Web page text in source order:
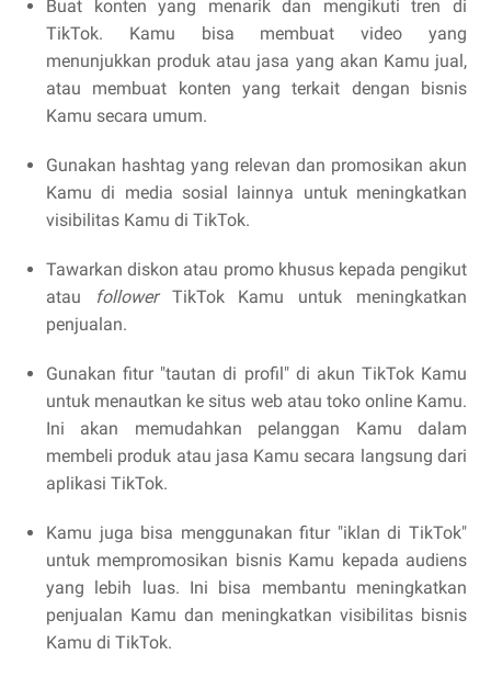
Buat konten yang menarik dan mengikuti tren di
TikTok. Kamu bisa membuat video yang
menunjukkan produk atau jasa yang akan Kamu jual,
atau membuat konten yang terkait dengan bisnis
Kamu secara umum.
Gunakan hashtag yang relevan dan promosikan akun
Kamu di media sosial lainnya untuk meningkatkan
visibilitas Kamu di TikTok.
Tawarkan diskon atau promo khusus kepada pengikut
atau
followerTikTok Kamu untuk meningkatkan
penjualan.
Gunakan fitur "tautan di profil" di akun TikTok Kamu
untuk menautkan ke situs web atau toko online Kamu.
Ini akan memudahkan pelanggan Kamu dalam
membeli produk atau jasa Kamu secara langsung dari
aplikasi TikTok.
Kamu juga bisa menggunakan fitur "iklan di TikTok"
untuk mempromosikan bisnis Kamu kepada audiens
yang lebih luas. Ini bisa membantu meningkatkan
penjualan Kamu dan meningkatkan visibilitas bisnis
Kamu di TikTok.